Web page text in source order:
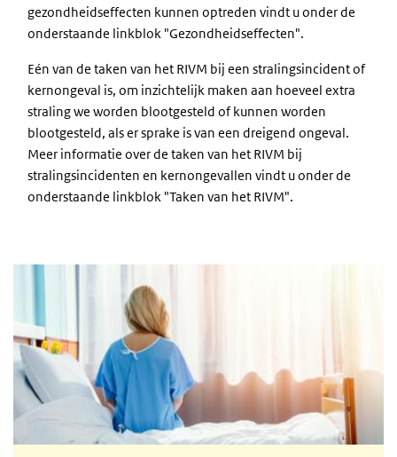
gezondheidseffecten kunnen optreden vindt u onder de
onderstaande linkblok "Gezondheidseffecten".
Eén van de taken van het RIVM bij een stralingsincident of
kernongeval is, om inzichtelijk maken aan hoeveel extra
straling we worden blootgesteld of kunnen worden
blootgesteld, als er sprake is van een dreigend ongeval.
Meer informatie over de taken van het RIVM bij
stralingsincidenten en kernongevallen vindt u onder de
onderstaande linkblok "Taken van het RIVM".